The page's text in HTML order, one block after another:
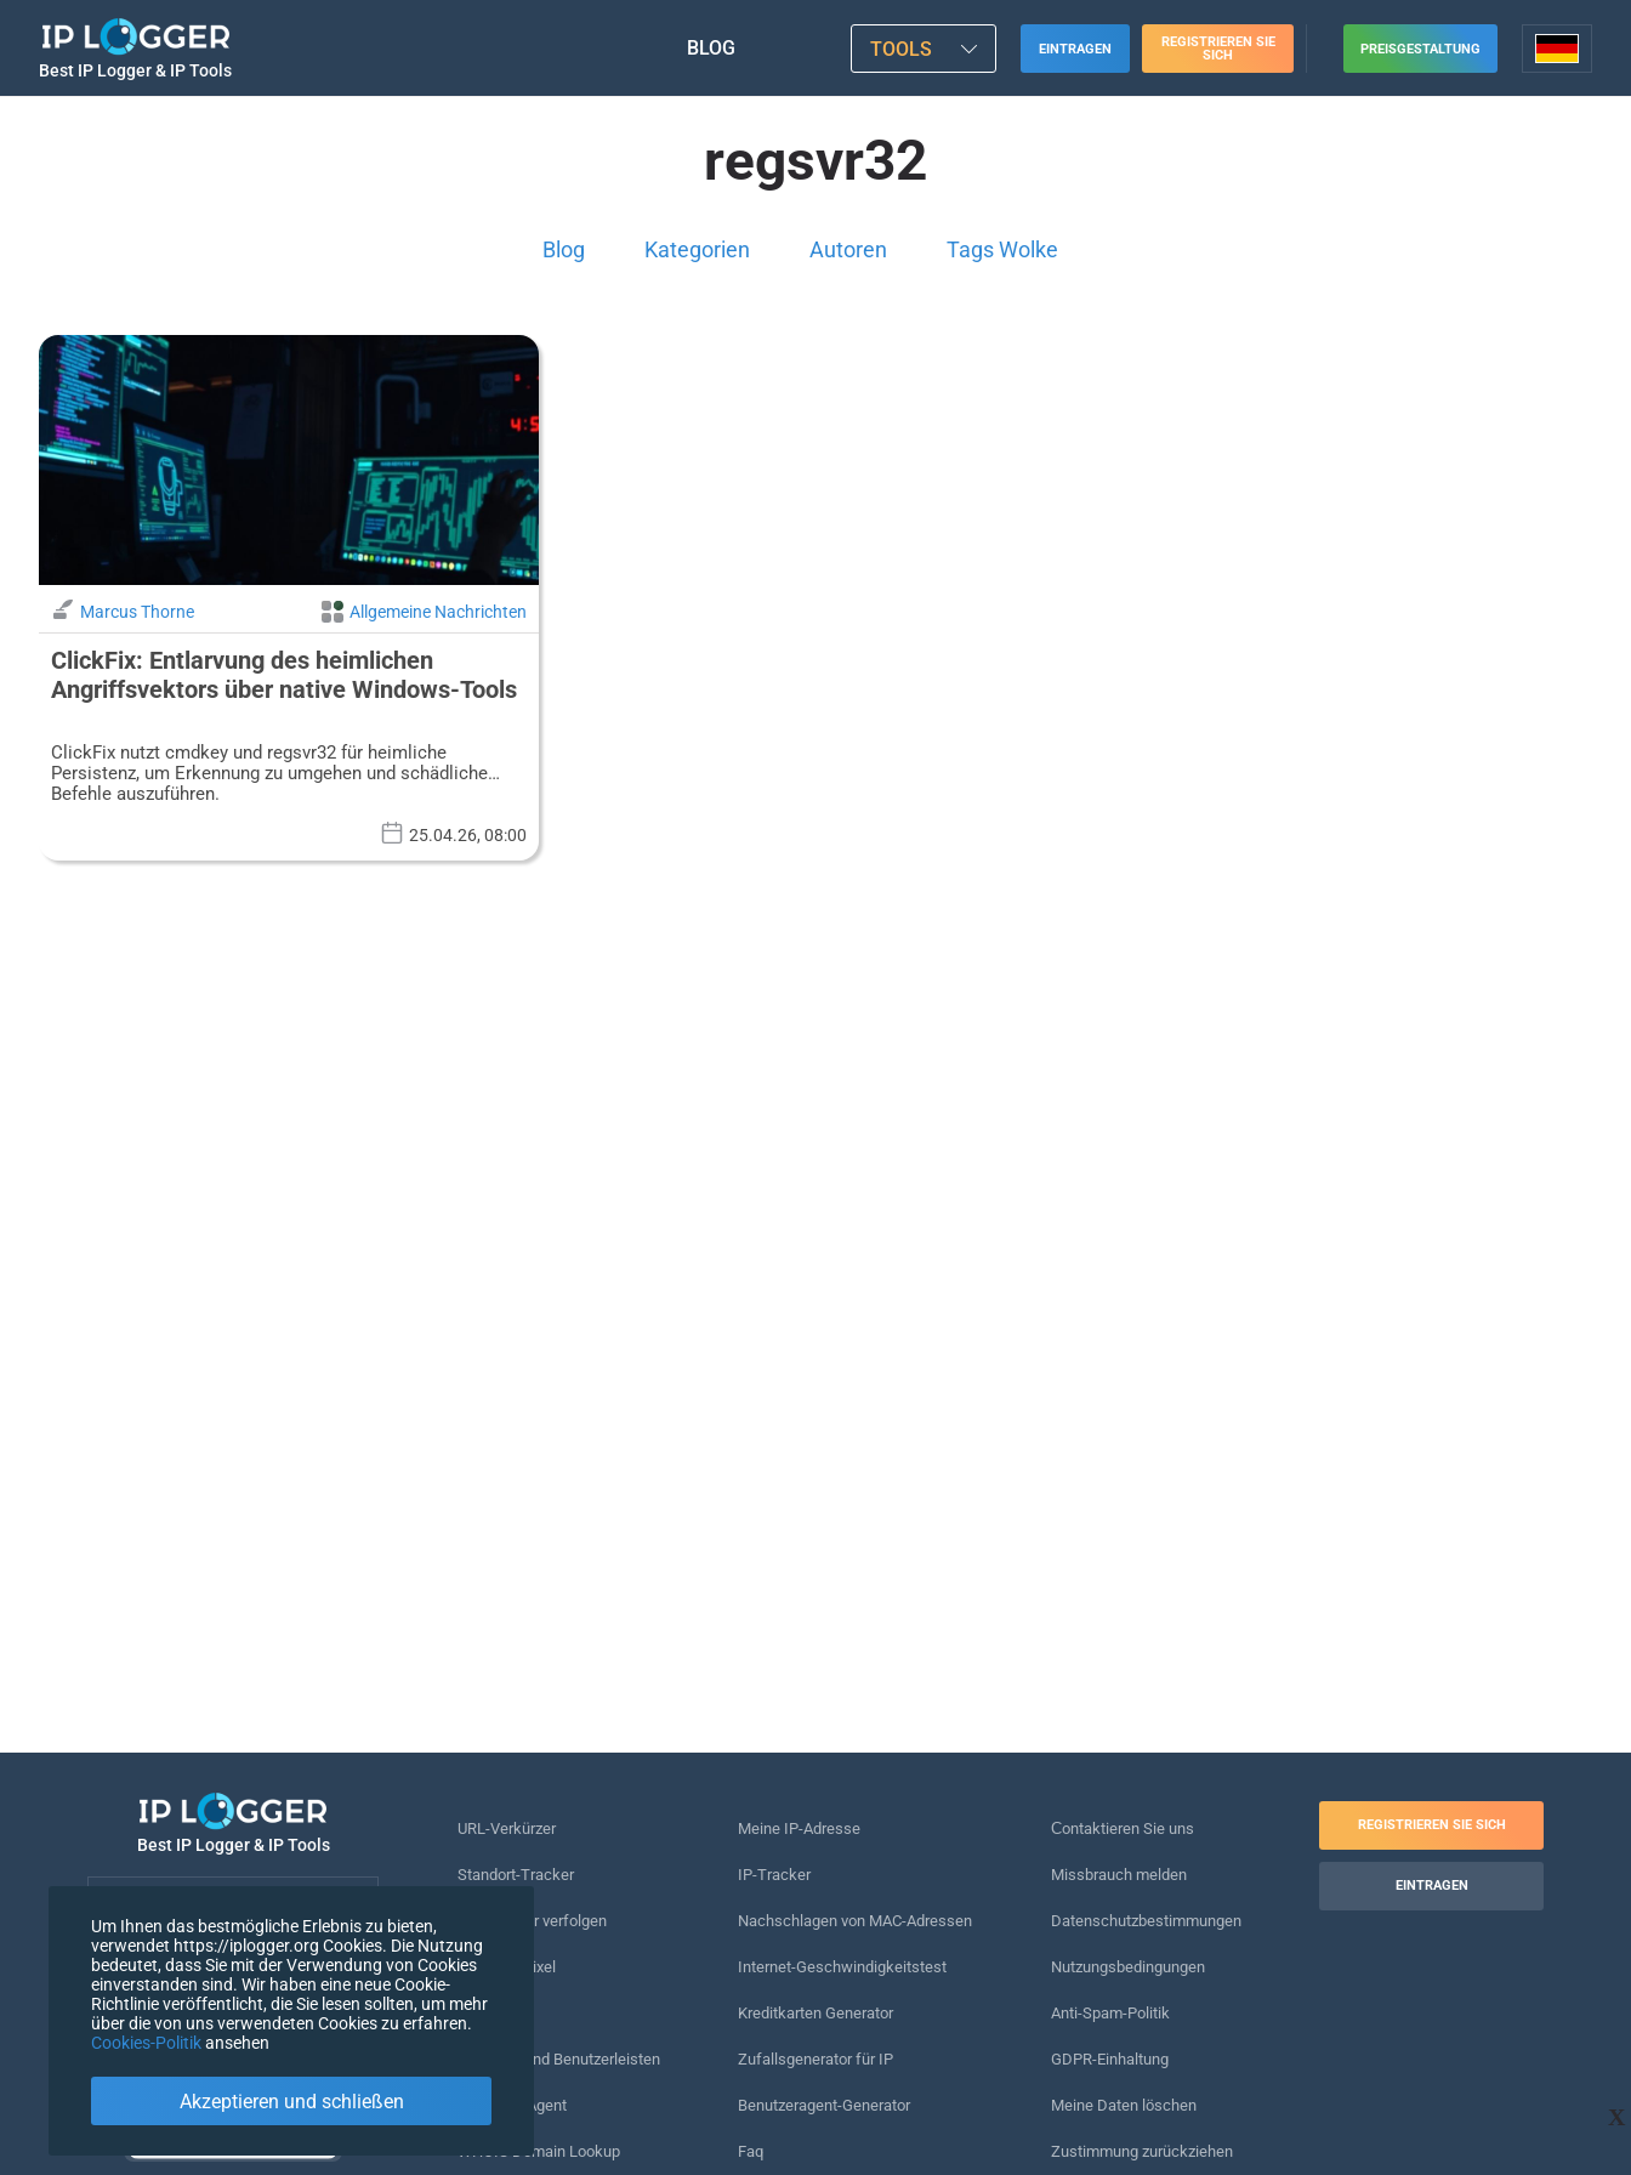
Best IP Logger & IP Tools
BLOG TOOLS EINTRAGEN
REGISTRIEREN SIE
SICH
PREISGESTALTUNG
regsvr32
Blog Kategorien Autoren Tags Wolke
Marcus Thorne Allgemeine Nachrichten
ClickFix: Entlarvung des heimlichen
Angriffsvektors über native Windows-Tools
ClickFix nutzt cmdkey und regsvr32 für heimliche
Persistenz, um Erkennung zu umgehen und schädliche
Befehle auszuführen.
25.04.26, 08:00
X
Best IP Logger & IP Tools
Deutsch
URL-Verkürzer
Standort-Tracker
Rufnummer verfolgen
Tracking-Pixel
URL-Prüfer
IP-Zähler und Benutzerleisten
Mein UserAgent
WHOIS Domain Lookup
Meine IP-Adresse
IP-Tracker
Nachschlagen von MAC-Adressen
Internet-Geschwindigkeitstest
Kreditkarten Generator
Zufallsgenerator für IP
Benutzeragent-Generator
Faq
Сontaktieren Sie uns
Missbrauch melden
Datenschutzbestimmungen
Nutzungsbedingungen
Anti-Spam-Politik
GDPR-Einhaltung
Meine Daten löschen
Zustimmung zurückziehen
REGISTRIEREN SIE SICH
EINTRAGEN
Um Ihnen das bestmögliche Erlebnis zu bieten,
verwendet https://iplogger.org Cookies. Die Nutzung
bedeutet, dass Sie mit der Verwendung von Cookies
einverstanden sind. Wir haben eine neue Cookie-
Richtlinie veröffentlicht, die Sie lesen sollten, um mehr
über die von uns verwendeten Cookies zu erfahren.
Cookies-Politikansehen
Akzeptieren und schließen